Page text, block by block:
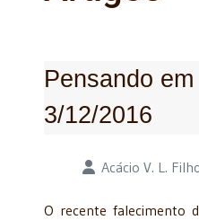
Pensando
3/12/2016
Detalhes Acácio V. L.
O recente falecimento